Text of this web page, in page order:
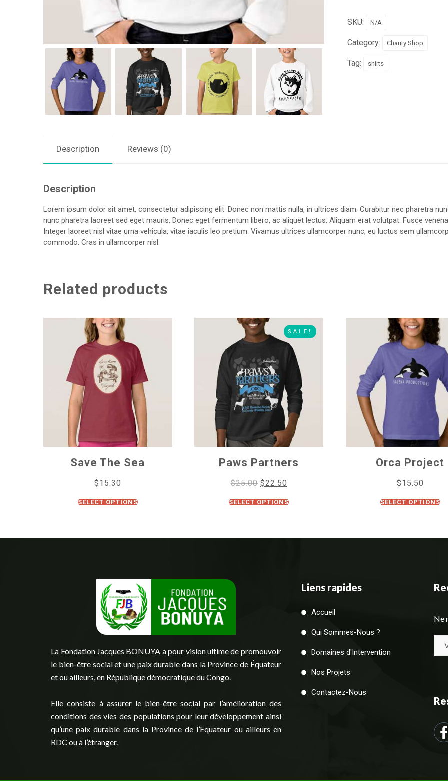
SKU: N/A
Category: Charity Shop
Tag: shirts
Description Reviews (0)
Description
Lorem ipsum dolor sit amet, consectetur adipiscing elit. Donec non mattis nulla, in ultrices diam. Curabitur nec pharetra
nunc pharetra laoreet sed eget mauris. Donec eget fermentum libero, ac aliquet lectus. Aliquam erat volutpat. Fusce
Integer laoreet nisl vitae urna vehicula, vitae iaculis leo pretium. Vivamus ultrices ullamcorper nunc, eu luctus sem
commodo. Cras in ullamcorper nisl.
Related products
Save The Sea
$15.30
SELECT OPTIONS
SALE!
Paws Partners
$25.00 $22.50
SELECT OPTIONS
Orca Project
$15.50
SELECT OPTIONS
La Fondation Jacques BONUYA a pour vision ultime de promouvoir
le bien-être social et une paix durable dans la Province de Équateur
et ou ailleurs, en République démocratique du Congo.
Elle consiste à assurer le bien-être social par l’amélioration des
conditions des vies des populations pour leur développement ainsi
qu’une paix durable dans la Province de l’Equateur ou ailleurs en
RDC ou à l’étranger.
Liens rapides
Accueil
Qui Sommes-Nous ?
Domaines d'Intervention
Nos Projets
Contactez-Nous
Ne